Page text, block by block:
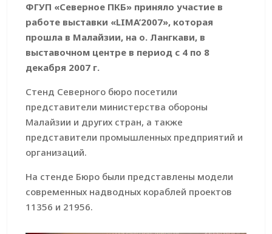
ФГУП «Северное ПКБ» приняло участие в
работе выставки «LIMA’2007», которая
прошла в Малайзии, на о. Лангкави, в
выставочном центре в период с 4 по 8
декабря 2007 г.
Стенд Северного бюро посетили
представители министерства обороны
Малайзии и других стран, а также
представители промышленных предприятий и
организаций.
На стенде Бюро были представлены модели
современных надводных кораблей проектов
11356 и 21956.